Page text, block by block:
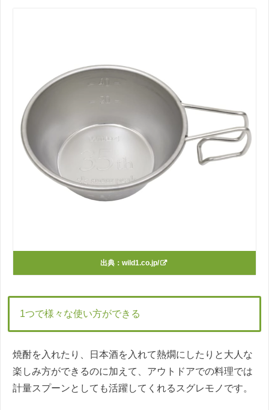
出典： wild1.co.jp/
1つで様々な使い方ができる
焼酎を入れたり、日本酒を入れて熱燗にしたりと大人な
楽しみ方ができるのに加えて、アウトドアでの料理では
計量スプーンとしても活躍してくれるスグレモノです。